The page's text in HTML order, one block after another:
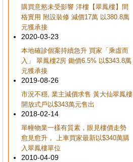
購買意慾未受影響 洋樓【翠鳳樓】間
格實用 附設裝修 減價17萬 以380.8萬
元獲承接
2020-03-23
本地確診個案持續急升 買家「乘虛而
入」 翠鳳樓2房 鋤價6.5% 以$343.8萬
元獲承接
2019-08-26
市況不穩, 業主減價求售 黃大仙翠鳳樓
開放式戶以$343萬元售出
2018-02-14
單幢物業一樣有質素，眼見樓價走勢
愈見愈升， 上車買家最新以$340萬購
入翠鳳樓單位
2010-04-09